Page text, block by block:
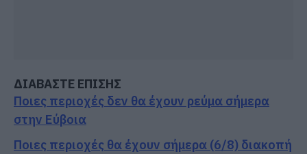
ΔΙΑΒΑΣΤΕ ΕΠΙΣΗΣ
Ποιες περιοχές δεν θα έχουν ρεύμα σήμερα
στην Εύβοια
Ποιες περιοχές θα έχουν σήμερα (6/8) διακοπή